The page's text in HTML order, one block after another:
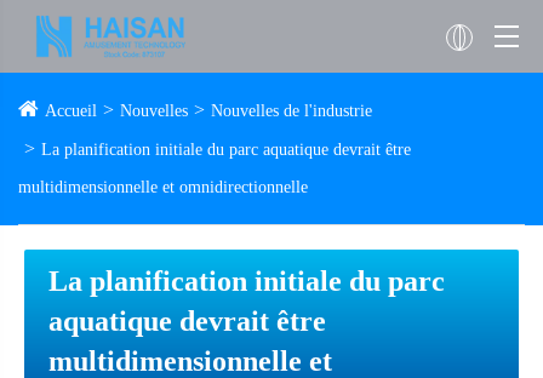
Accueil Nouvelles Nouvelles de l'industrie
La planification initiale du parc aquatique devrait être
multidimensionnelle et omnidirectionnelle
La planification initiale du parc
aquatique devrait être
multidimensionnelle et